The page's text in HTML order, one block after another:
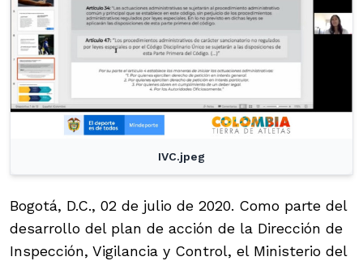
IVC.jpeg
Bogotá, D.C., 02 de julio de 2020. Como parte del
desarrollo del plan de acción de la Dirección de
Inspección, Vigilancia y Control, el Ministerio del